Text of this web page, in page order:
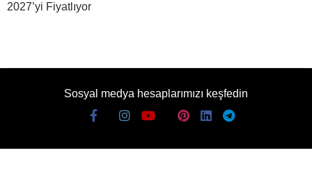
2027’yi Fiyatlıyor
Sosyal medya hesaplarımızı keşfedin